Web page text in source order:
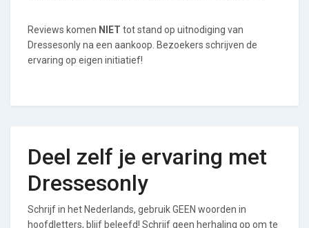
Reviews komen NIET tot stand op uitnodiging van
Dressesonly na een aankoop. Bezoekers schrijven de
ervaring op eigen initiatief!
Deel zelf je ervaring met
Dressesonly
Schrijf in het Nederlands, gebruik GEEN woorden in
hoofdletters, blijf beleefd! Schrijf geen herhaling op om te